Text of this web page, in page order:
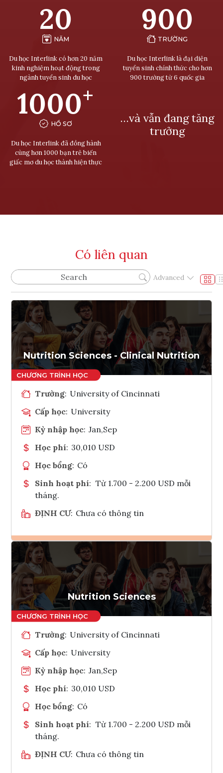
20
NĂM
Du học Interlink có hơn 20 năm
kinh nghiệm hoạt động trong
ngành tuyển sinh du học
900
TRƯỜNG
Du học Interlink là đại diện
tuyển sinh chính thức cho hơn
900 trường từ 6 quốc gia
1000+
HỒ SƠ
Du học Interlink đã đồng hành
cùng hơn 1000 bạn trẻ biến
giấc mơ du học thành hiện thực
…và vẫn đang tăng
trưởng
Có liên quan
Advanced
Nutrition Sciences - Clinical Nutrition
Trường: University of Cincinnati
Cấp học: University
Kỳ nhập học: Jan,Sep
Học phí: 30,010 USD
Học bổng: Có
Sinh hoạt phí: Từ 1.700 - 2.200 USD mỗi
tháng.
ĐỊNH CƯ: Chưa có thông tin
Ghi danh
Tham vấn Interlink
Nutrition Sciences
Trường: University of Cincinnati
Cấp học: University
Kỳ nhập học: Jan,Sep
Học phí: 30,010 USD
Học bổng: Có
Sinh hoạt phí: Từ 1.700 - 2.200 USD mỗi
tháng.
ĐỊNH CƯ: Chưa có thông tin